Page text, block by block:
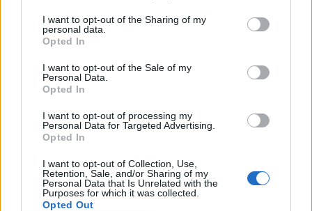
I want to opt-out of the Sharing of my
personal data.
Opted In
I want to opt-out of the Sale of my
Personal Data.
Opted In
I want to opt-out of processing my
Personal Data for Targeted Advertising.
Opted In
I want to opt-out of Collection, Use,
Retention, Sale, and/or Sharing of my
Personal Data that Is Unrelated with the
Purposes for which it was collected.
Opted Out
ΣΧΕΤΙΚA AΡΘΡΑ
Όταν ο σεισμός της Κρήτης «λάβωσε» τον Φάρο της
ΙΣΤΟΡΙΑ 09:01
Όταν ο σεισμός της Κρήτης
Όταν ο σεισμός της Κρήτης
«λάβωσε» τον Φάρο της